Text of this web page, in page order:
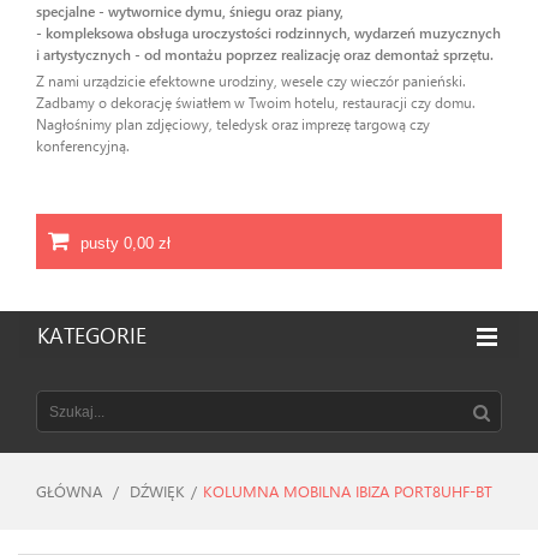
specjalne - wytwornice dymu, śniegu oraz piany,
- kompleksowa obsługa uroczystości rodzinnych, wydarzeń muzycznych
i artystycznych - od montażu poprzez realizację oraz demontaż sprzętu.
Z nami urządzicie efektowne urodziny, wesele czy wieczór panieński.
Zadbamy o dekorację światłem w Twoim hotelu, restauracji czy domu.
Nagłośnimy plan zdjęciowy, teledysk oraz imprezę targową czy
konferencyjną.
pusty 0,00 zł
KATEGORIE
GŁÓWNA / DŹWIĘK / KOLUMNA MOBILNA IBIZA PORT8UHF-BT